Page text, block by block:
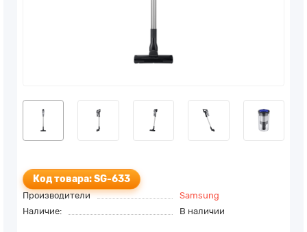
Код товара: SG-633
Производители
Samsung
Наличие:
В наличии